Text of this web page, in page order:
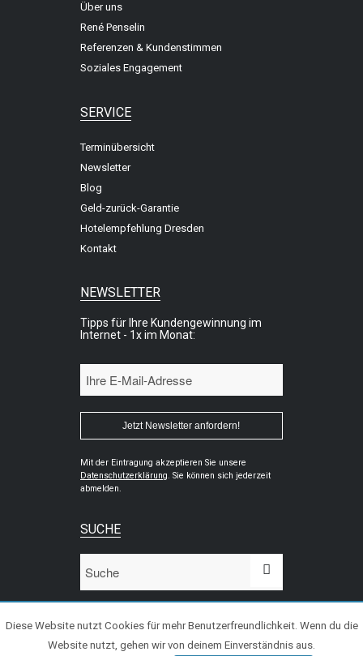
Über uns
René Penselin
Referenzen & Kundenstimmen
Soziales Engagement
SERVICE
Terminübersicht
Newsletter
Blog
Geld-zurück-Garantie
Hotelempfehlung Dresden
Kontakt
NEWSLETTER
Tipps für Ihre Kundengewinnung im
Internet - 1x im Monat:
Mit der Eintragung akzeptieren Sie unsere
Datenschutzerklärung. Sie können sich jederzeit
abmelden.
SUCHE
© 2020 WiPeC - Kundengewinnung im Internet
Diese Website nutzt Cookies für mehr Benutzerfreundlichkeit. Wenn du die
Website nutzt, gehen wir von deinem Einverständnis aus.